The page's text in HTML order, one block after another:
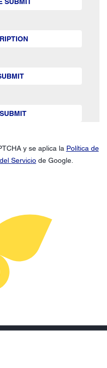
y se aplica la Política de
Servicio de Google.